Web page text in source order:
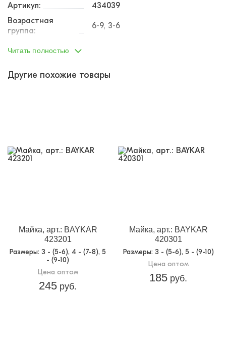
Артикул:
434039
Возрастная
группа:
6-9, 3-6
Возраст от:
0
Размеры:
5 - (9-10)
Читать полностью
Другие похожие товары
Майка, арт.: BAYKAR
423201
Размеры: 3 - (5-6), 4 - (7-8), 5
- (9-10)
Цена оптом
245 руб.
Майка, арт.: BAYKAR
420301
Размеры: 3 - (5-6), 5 - (9-10)
Цена оптом
185 руб.